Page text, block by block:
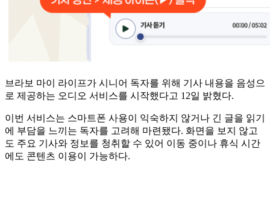
브라보 마이 라이프가 시니어 독자를 위해 기사 내용을 음성으
로 제공하는 오디오 서비스를 시작했다고 12일 밝혔다.
이번 서비스는 스마트폰 사용이 익숙하지 않거나 긴 글을 읽기
에 부담을 느끼는 독자를 고려해 마련됐다. 화면을 보지 않고
도 주요 기사와 정보를 청취할 수 있어 이동 중이나 휴식 시간
에도 콘텐츠 이용이 가능하다.